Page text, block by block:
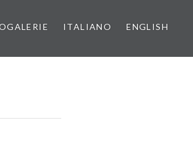
ITALIANO ENGLISH